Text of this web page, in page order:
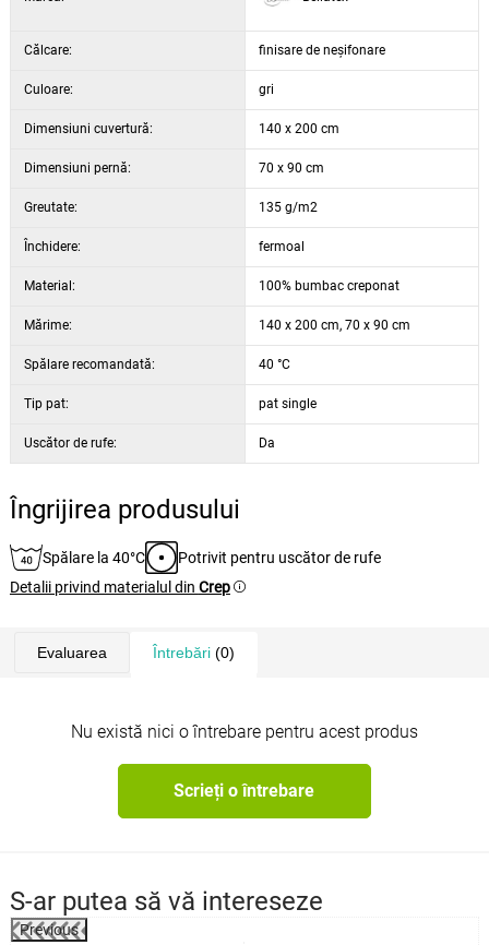
Călcare: finisare de neșifonare
Culoare: gri
Dimensiuni cuvertură: 140 x 200 cm
Dimensiuni pernă: 70 x 90 cm
Greutate: 135 g/m2
Închidere: fermoal
Material: 100% bumbac creponat
Mărime: 140 x 200 cm, 70 x 90 cm
Spălare recomandată: 40 °C
Tip pat: pat single
Uscător de rufe: Da
Îngrijirea produsului
Spălare la 40°C
Potrivit pentru uscător de rufe
Detalii privind materialul din Crep
Evaluarea Întrebări(0)
Nu există nici o întrebare pentru acest produs
Scrieți o întrebare
S-ar putea să vă intereseze
Previous